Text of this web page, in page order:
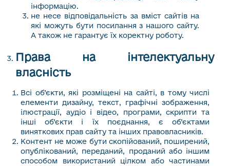
інформацію.
не несе відповідальність за вміст сайтів на
які можуть бути посилання з нашого сайту.
А також не гарантує їх коректну роботу.
Права на інтелектуальну
власність
Всі об’єкти, які розміщені на сайті, в тому числі
елементи дизайну, текст, графічні зображення,
ілюстрації, аудіо і відео, програми, скрипти та
інші об’єкти і їх поєднання, є об’єктами
виняткових прав сайту та інших правовласників.
Контент не може бути скопійований, поширений,
опублікований, переданий, проданий або іншим
способом використаний цілком або частинами